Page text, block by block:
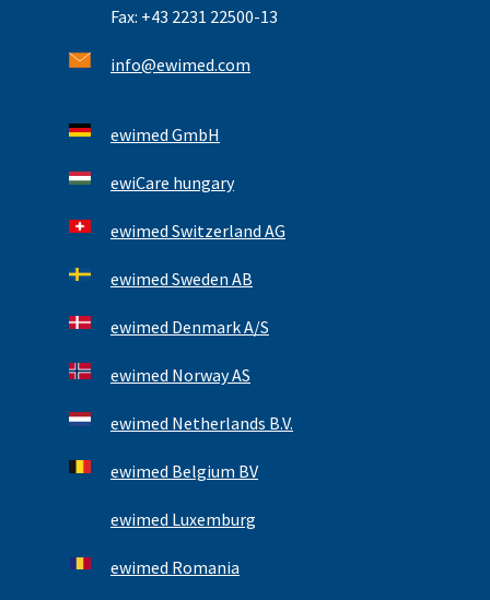
Fax: +43 2231 22500-13
info@ewimed.com
ewimed GmbH
ewiCare hungary
ewimed Switzerland AG
ewimed Sweden AB
ewimed Denmark A/S
ewimed Norway AS
ewimed Netherlands B.V.
ewimed Belgium BV
ewimed Luxemburg
ewimed Romania